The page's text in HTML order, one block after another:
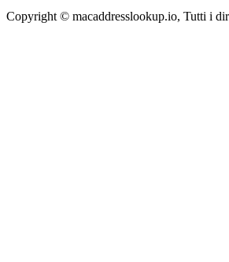
Copyright © macaddresslookup.io, Tutti i